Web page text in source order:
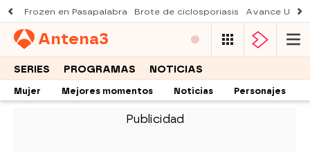
Frozen en Pasapalabra Brote de ciclosporiasis Avance Una
Antena3
SERIES PROGRAMAS NOTICIAS
Mujer Mejores momentos Noticias
Personajes
-